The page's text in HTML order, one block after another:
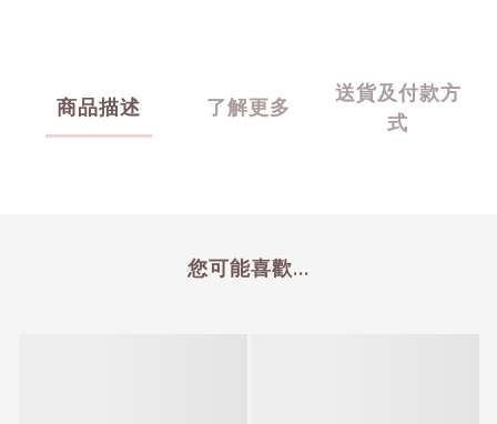
商品描述 了解更多
送貨及付款方
式
您可能喜歡...